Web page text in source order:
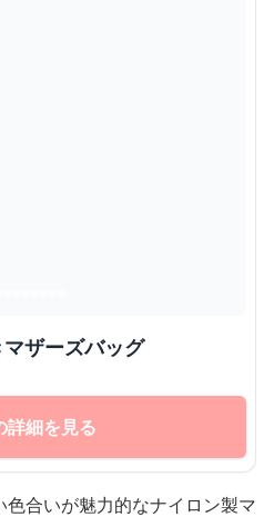
ザーズバッグ
詳細を見る
合いが魅力的なナイロン製マ